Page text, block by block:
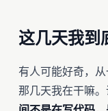
这几天我到
有人可能好奇，
那几天我在干嘛。